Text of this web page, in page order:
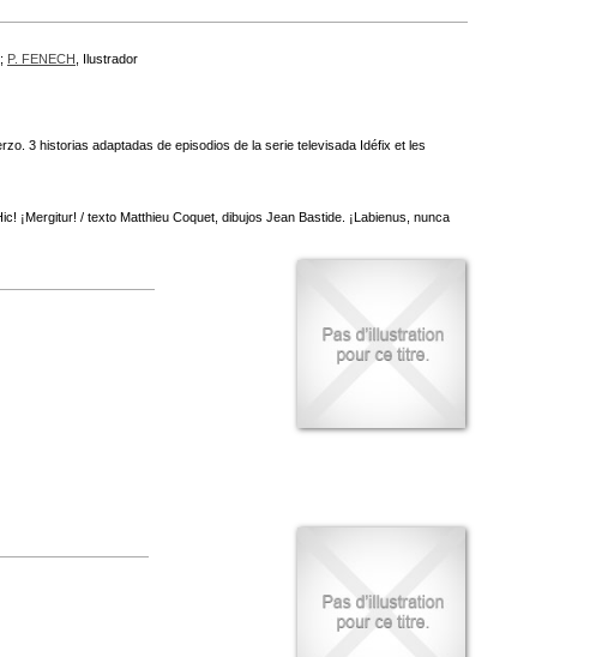
P. FENECH , Ilustrador
3 historias adaptadas de episodios de la serie televisada Idéfix et les
¡Mergitur! / texto Matthieu Coquet, dibujos Jean Bastide. ¡Labienus, nunca